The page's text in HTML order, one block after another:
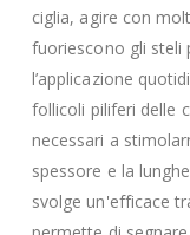
ciglia, agire con
fuoriescono gli steli
l’applicazione
follicoli piliferi delle
necessari a
spessore e la
svolge un'efficace